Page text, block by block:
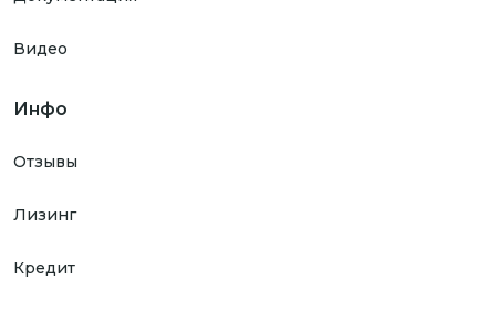
Видео
Инфо
Отзывы
Лизинг
Кредит